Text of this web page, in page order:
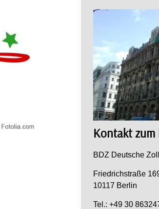
Kontakt zum
BDZ Deutsche
Friedrichstraße
10117 Berlin
Tel.: +49 30